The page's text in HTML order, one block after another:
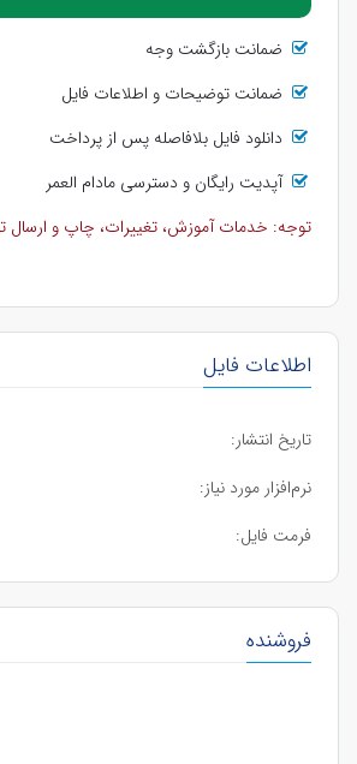
ضمانت بازگشت وجه
ضمانت توضیحات و اطلاعات فایل
دانلود فایل بلافاصله پس از پرداخت
آپدیت رایگان و دسترسی مادام العمر
توجه: خدمات آموزش، تغییرات، چاپ و ارسال
اطلاعات فایل
تاریخ انتشار:
نرم‌افزار مورد نیاز:
فرمت فایل:
فروشنده